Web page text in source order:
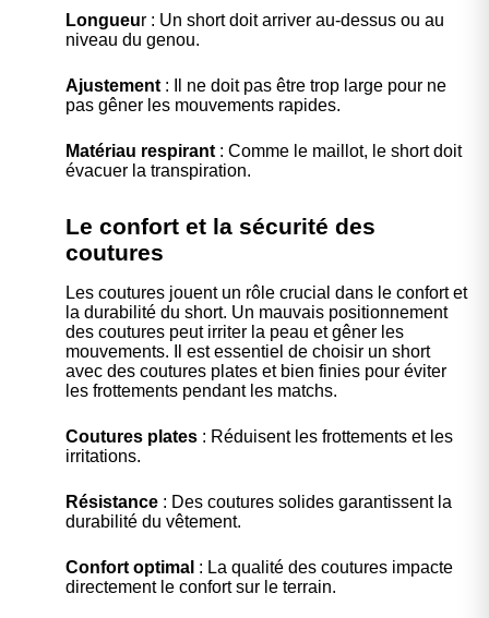
Longueur : Un short doit arriver au-dessus ou au
niveau du genou.
Ajustement : Il ne doit pas être trop large pour ne
pas gêner les mouvements rapides.
Matériau respirant : Comme le maillot, le short doit
évacuer la transpiration.
Le confort et la sécurité des
coutures
Les coutures jouent un rôle crucial dans le confort et
la durabilité du short. Un mauvais positionnement
des coutures peut irriter la peau et gêner les
mouvements. Il est essentiel de choisir un short
avec des coutures plates et bien finies pour éviter
les frottements pendant les matchs.
Coutures plates : Réduisent les frottements et les
irritations.
Résistance : Des coutures solides garantissent la
durabilité du vêtement.
Confort optimal : La qualité des coutures impacte
directement le confort sur le terrain.